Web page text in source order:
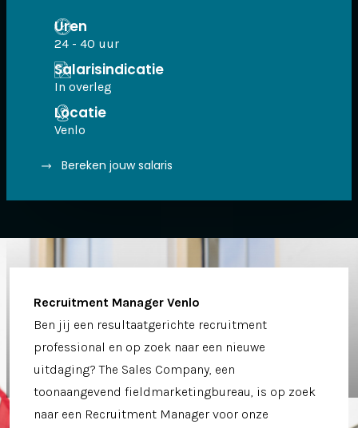
Uren
24 - 40 uur
Salarisindicatie
In overleg
Locatie
Venlo
Bereken jouw salaris
Recruitment Manager Venlo
Ben jij een resultaatgerichte recruitment
professional en op zoek naar een nieuwe
uitdaging? The Sales Company, een
toonaangevend fieldmarketingbureau, is op zoek
naar een Recruitment Manager voor onze